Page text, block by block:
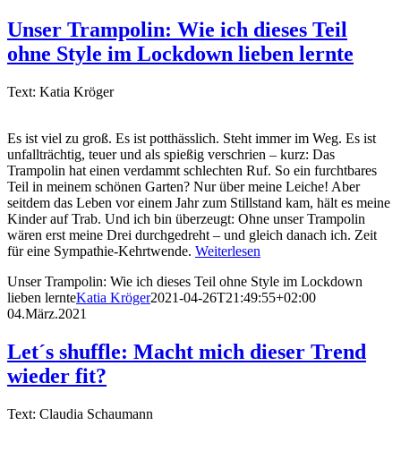
Unser Trampolin: Wie ich dieses Teil
ohne Style im Lockdown lieben lernte
Text: Katia Kröger
Es ist viel zu groß. Es ist potthässlich. Steht immer im Weg. Es ist
unfallträchtig, teuer und als spießig verschrien – kurz: Das
Trampolin hat einen verdammt schlechten Ruf. So ein furchtbares
Teil in meinem schönen Garten? Nur über meine Leiche! Aber
seitdem das Leben vor einem Jahr zum Stillstand kam, hält es meine
Kinder auf Trab. Und ich bin überzeugt: Ohne unser Trampolin
wären erst meine Drei durchgedreht – und gleich danach ich. Zeit
für eine Sympathie-Kehrtwende. Weiterlesen
Unser Trampolin: Wie ich dieses Teil ohne Style im Lockdown
lieben lernteKatia Kröger2021-04-26T21:49:55+02:00
04.März.2021
Let´s shuffle: Macht mich dieser Trend
wieder fit?
Text: Claudia Schaumann